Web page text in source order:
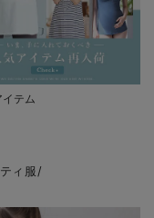
テム
ィ服/